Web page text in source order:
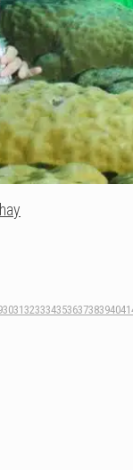
303132333435363738394041